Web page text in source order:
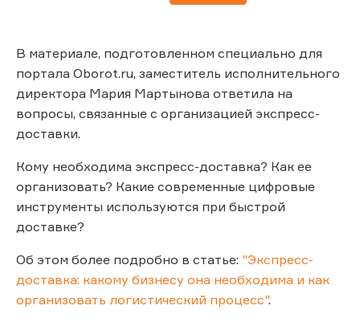
В материале, подготовленном специально для
портала Oborot.ru, заместитель исполнительного
директора Мария Мартынова ответила на
вопросы, связанные с организацией экспресс-
доставки.
Кому необходима экспресс-доставка? Как ее
организовать? Какие современные цифровые
инструменты используются при быстрой
доставке?
Об этом более подробно в статье: "Экспресс-
доставка: какому бизнесу она необходима и как
организовать логистический процесс".